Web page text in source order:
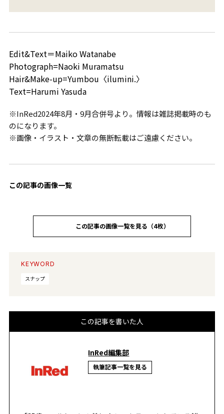
Edit&Text＝Maiko Watanabe
Photograph=Naoki Muramatsu
Hair&Make-up=Yumbou〈ilumini.〉
Text=Harumi Yasuda
※InRed2024年8月・9月合併号より。情報は雑誌掲載時のも
のになります。
※画像・イラスト・文章の無断転載はご遠慮ください。
この記事の画像一覧
この記事の画像一覧を見る（4枚）
KEYWORD
スナップ
この記事を書いた人
InRed編集部
執筆記事一覧を見る